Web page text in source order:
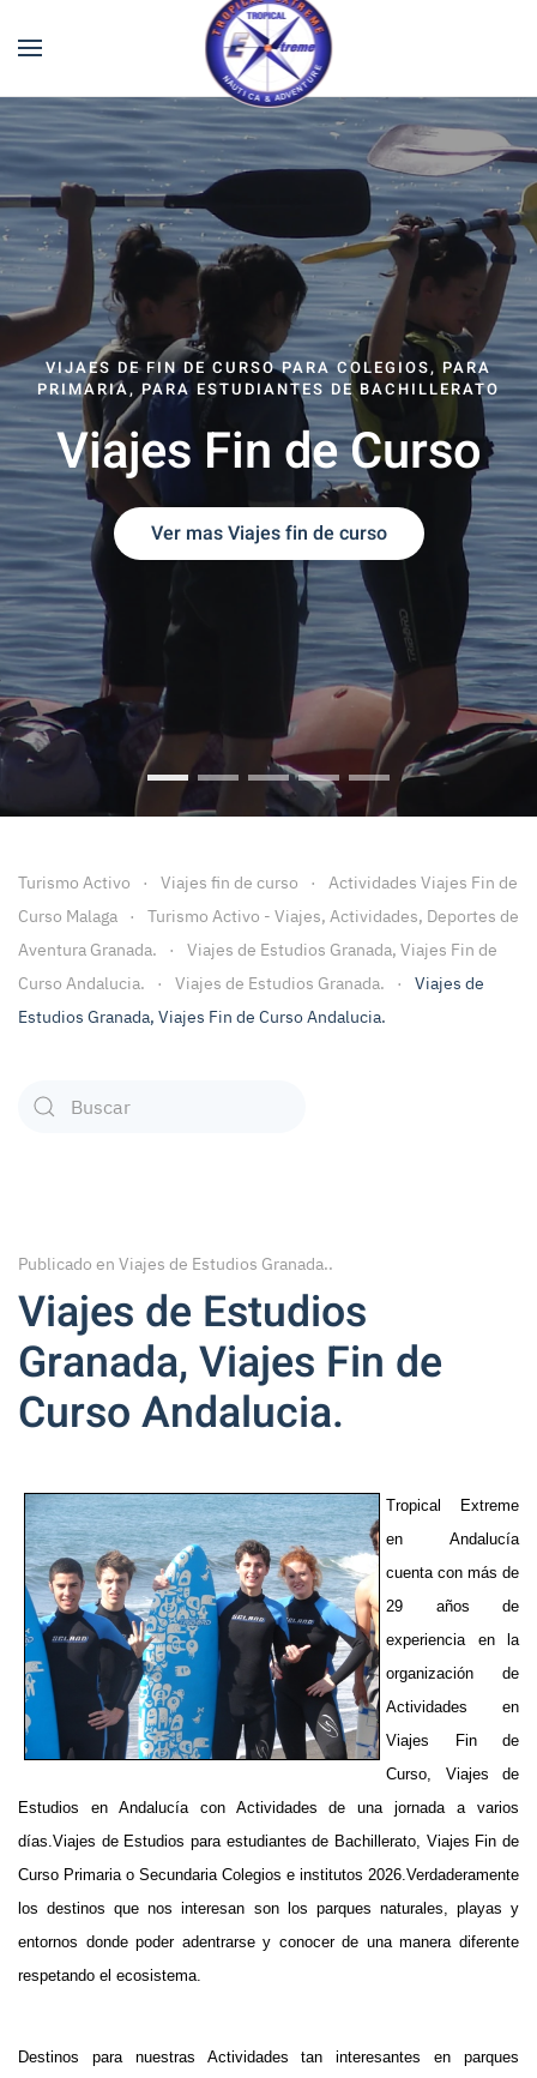
VIJAES DE FIN DE CURSO PARA COLEGIOS, PARA
PRIMARIA, PARA ESTUDIANTES DE BACHILLERATO
Viajes Fin de Curso
Ver mas Viajes fin de curso
Viajes Fin de Curso
Viajes fin de Curso Granada
Viajes Fin de Curso Malaga
Viaje fin de curso a
Viajes Fin de
Turismo Activo Viajes fin de curso
Actividades Viajes Fin de
Curso Malaga
Turismo Activo - Viajes, Actividades, Deportes de
Aventura Granada.
Viajes de Estudios Granada, Viajes Fin de
Curso Andalucia.
Viajes de Estudios Granada.
Viajes de
Estudios Granada, Viajes Fin de Curso Andalucia.
Publicado en Viajes de Estudios Granada..
Viajes de Estudios
Granada, Viajes Fin de
Curso Andalucia.
Tropical Extreme
en Andalucía
cuenta con más de
29 años de
experiencia en la
organización de
Actividades en
Viajes Fin de
Curso, Viajes de
Estudios en Andalucía con Actividades de una jornada a varios
días.Viajes de Estudios para estudiantes de Bachillerato, Viajes Fin de
Curso Primaria o Secundaria Colegios e institutos 2026.Verdaderamente
los destinos que nos interesan son los parques naturales, playas y
entornos donde poder adentrarse y conocer de una manera diferente
respetando el ecosistema.
Destinos para nuestras Actividades tan interesantes en parques